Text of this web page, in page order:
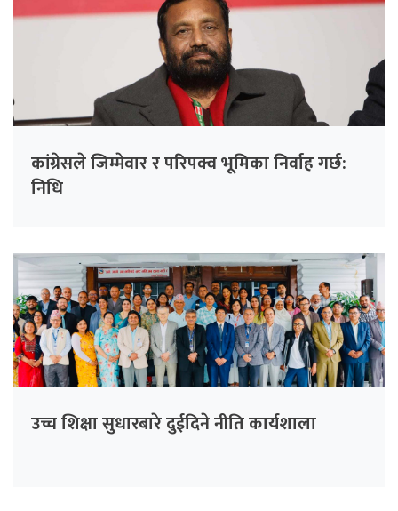
कांग्रेसले जिम्मेवार र परिपक्व भूमिका निर्वाह गर्छ:
निधि
उच्च शिक्षा सुधारबारे दुईदिने नीति कार्यशाला